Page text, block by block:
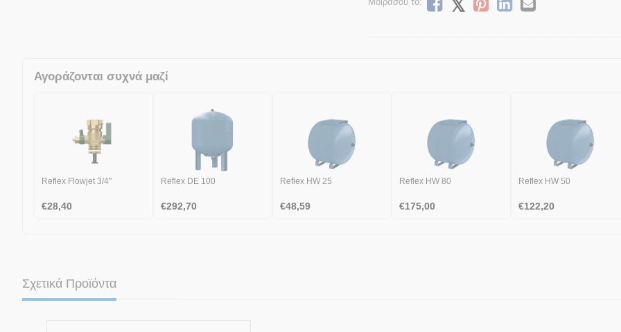
Αγοράζονται συχνά μαζί
Reflex Flowjet 3/4"
€28,40
Reflex DE 100
€292,70
Reflex HW 25
€48,59
Reflex HW 80
€175,00
Reflex HW 50
€122,20
Σχετικά Προϊόντα